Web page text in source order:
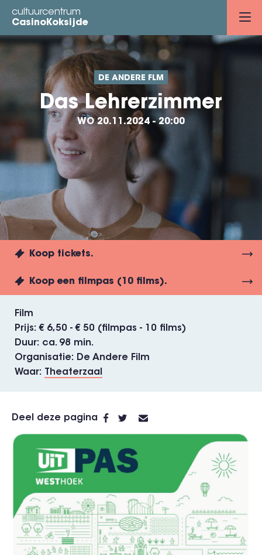
Overslaan
naar
cultuurcentrum
CasinoKoksijde
DE ANDERE FLM
Das Lehrerzimmer
WO 20.11.2024 - 20:00
Koop tickets.
Koop een filmpas (10 films).
Film
Prijs
€ 6,50 - € 50 (filmpas - 10 films)
Duur
ca. 98 min.
Organisatie
De Andere Film
Waar
Theaterzaal
Deel deze pagina